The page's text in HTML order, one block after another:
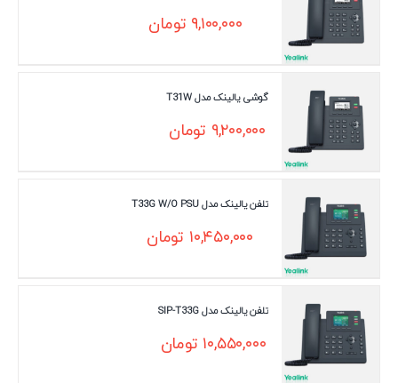
۹,۱۰۰,۰۰۰ تومان
گوشی یالینک مدل T31W
۹,۲۰۰,۰۰۰ تومان
تلفن یالینک مدل T33G W/O PSU
۱۰,۴۵۰,۰۰۰ تومان
تلفن یالینک مدل SIP-T33G
۱۰,۵۵۰,۰۰۰ تومان